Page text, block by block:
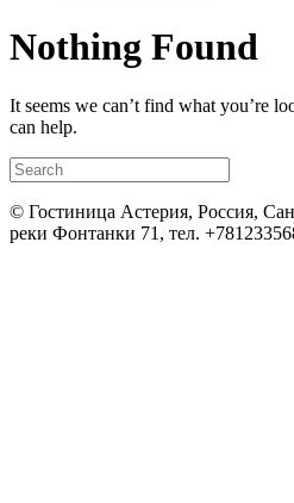
Nothing Found
It seems we can’t find what you’re
can help.
© Гостиница Астерия, Россия,
реки Фонтанки 71, тел.